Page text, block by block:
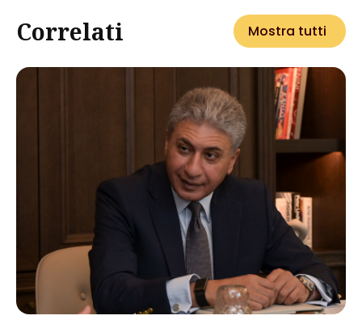
Correlati Mostra tutti